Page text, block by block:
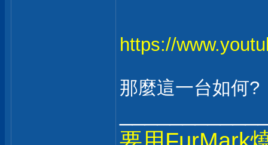
https://
那麼這一台如何?